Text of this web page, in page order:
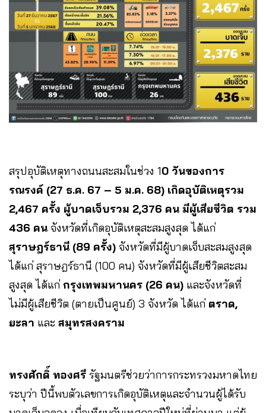
สรุปอุบัติเหตุทางถนนสะสมในช่วง 10 วันของการ
รณรงค์ (27 ธ.ค. 67 – 5 ม.ค. 68) เกิดอุบัติเหตุรวม
2,467 ครั้ง ผู้บาดเจ็บรวม 2,376 คน มีผู้เสียชีวิต รวม
436 คน จังหวัดที่เกิดอุบัติเหตุสะสมสูงสุด ได้แก่
สุราษฎร์ธานี (89 ครั้ง) จังหวัดที่มีผู้บาดเจ็บสะสมสูงสุด
ได้แก่ สุราษฎร์ธานี (100 คน) จังหวัดที่มีผู้เสียชีวิตสะสม
สูงสุด ได้แก่ กรุงเทพมหานคร (26 คน) และจังหวัดที่
ไม่มีผู้เสียชีวิต (ตายเป็นศูนย์) 3 จังหวัด ได้แก่ ตราด,
ยะลา และ สมุทรสงคราม
ทรงศักดิ์ ทองศรี รัฐมนตรีช่วยว่าการกระทรวงมหาดไทย
ระบุว่า ปีนี้พบตัวเลขการเกิดอุบัติเหตุและจำนวนผู้ได้รับ